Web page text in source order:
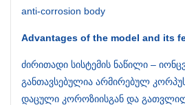
anti-corrosion body
Advantages of the model and its
ძირითადი სისტემის ნაწილი –
განთავსებულია არმირებულ
დაცული კოროზიისგან და